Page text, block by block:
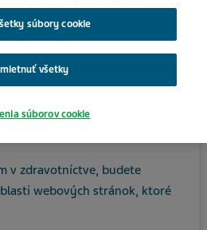
musíte byť pracovníkom v
materiály obsiahnuté v tejto
pre odborníkov.
tlačidlo nižšie potvrďte, že
v zdravotníctve, budete
webových stránok, ktoré
ANGIOTENZÍNOVÝ SYSTÉM
súbory cookie
všetky
súborov cookie